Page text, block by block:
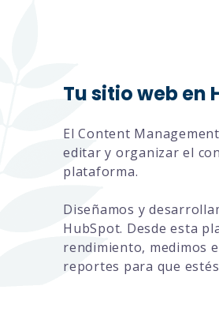
Tu sitio web en
El Content
editar y organizar el
plataforma.
Diseñamos y
HubSpot. Desde esta
rendimiento, medimos
reportes para que